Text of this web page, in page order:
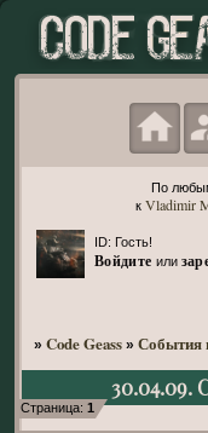
По
к Vladimir
ID: Гость!
Войдите или
» Code Geass » События
Страница: 1